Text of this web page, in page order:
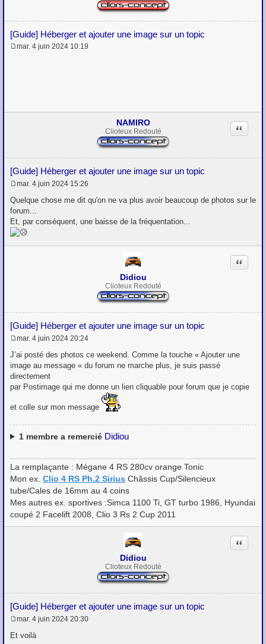
[Guide] Héberger et ajouter une image sur un topic
mar. 4 juin 2024 10:19
NAMIRO
Clioteux Redouté
[Guide] Héberger et ajouter une image sur un topic
Citation
e
s
a
g
mar. 4 juin 2024 15:26
Quelque chose me dit qu'on ne va plus avoir beaucoup de photos sur le
forum...
Et, par conséquent, une baisse de la fréquentation...
Didiou
Clioteux Redouté
[Guide] Héberger et ajouter une image sur un topic
Citation
e
s
a
g
mar. 4 juin 2024 20:24
J’ai posté des photos ce weekend. Comme la touche « Ajouter une
image au message « du forum ne marche plus, je suis passé
directement
par Postimage qui me donne un lien cliquable pour forum que je copie
et colle sur mon message
1membre a remercié Didiou
La remplaçante : Mégane 4 RS 280cv orange Tonic
Mon ex. Clio 4 RS Ph.2 Sirius Châssis Cup/Silencieux
tube/Cales de 16mm au 4 coins
Mes autres ex. sportives :Simca 1100 Ti, GT turbo 1986, Hyundai
coupé 2 Facelift 2008, Clio 3 Rs 2 Cup 2011
Didiou
Clioteux Redouté
[Guide] Héberger et ajouter une image sur un topic
Citation
e
mar. 4 juin 2024 20:30
Et voilà